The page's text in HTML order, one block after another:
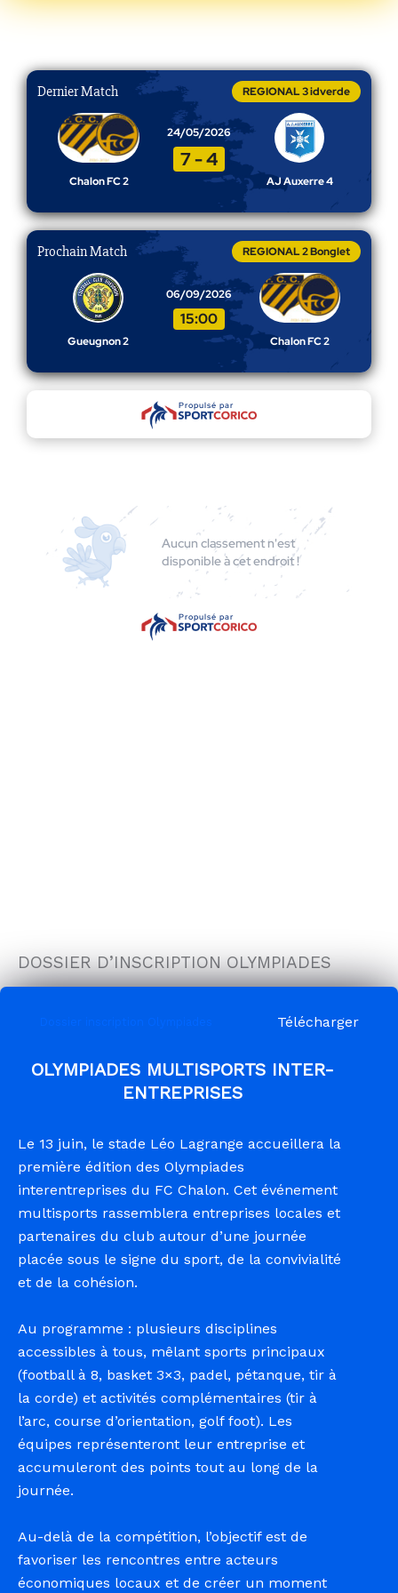
DOSSIER D’INSCRIPTION OLYMPIADES
Télécharger
OLYMPIADES MULTISPORTS INTER-
ENTREPRISES
Le 13 juin, le stade Léo Lagrange accueillera la
première édition des Olympiades
interentreprises du FC Chalon. Cet événement
multisports rassemblera entreprises locales et
partenaires du club autour d’une journée
placée sous le signe du sport, de la convivialité
et de la cohésion.
Au programme : plusieurs disciplines
accessibles à tous, mêlant sports principaux
(football à 8, basket 3×3, padel, pétanque, tir à
la corde) et activités complémentaires (tir à
l’arc, course d’orientation, golf foot). Les
équipes représenteront leur entreprise et
accumuleront des points tout au long de la
journée.
Au-delà de la compétition, l’objectif est de
favoriser les rencontres entre acteurs
économiques locaux et de créer un moment